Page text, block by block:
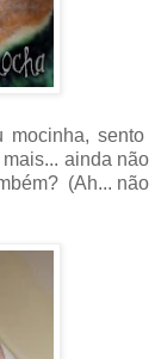
mocinha, sento
ainda não
(Ah... não